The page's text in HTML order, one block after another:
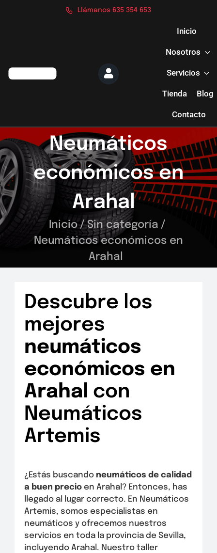
Llámanos 635 354 653
Inicio
Nosotros
Servicios
Tienda Blog
Contacto
Neumáticos
económicos en
Arahal
Inicio / Sin categoría /
Neumáticos económicos en
Arahal
Descubre los
mejores
neumáticos
económicos en
Arahal con
Neumáticos
Artemis
¿Estás buscando neumáticos de calidad
a buen precio en Arahal? Entonces, has
llegado al lugar correcto. En Neumáticos
Artemis, somos especialistas en
neumáticos y ofrecemos nuestros
servicios en toda la provincia de Sevilla,
incluyendo Arahal. Nuestro taller